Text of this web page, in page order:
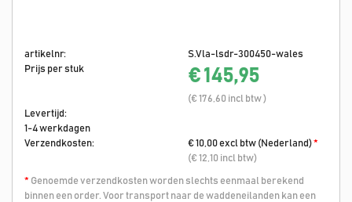
artikelnr:
S.Vla-lsdr-300450-wales
Prijs per stuk
€ 145,95
(€ 176,60 incl btw )
Levertijd:
1-4 werkdagen
Verzendkosten:
€ 10,00 excl btw (Nederland)*
(€ 12,10 incl btw)
* Genoemde verzendkosten worden slechts eenmaal berekend
binnen een order. Voor transport naar de waddeneilanden kan een